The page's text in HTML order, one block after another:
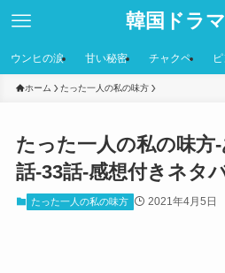
韓国ドラ
ウンヒの涙 甘い秘密 チャクペ
ホーム たった一人の私の味方
たった一人の私の味方
話-33話-感想付きネタ
たった一人の私の味方 2021年4月5日